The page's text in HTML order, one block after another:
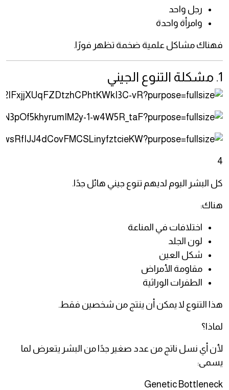
رجل واحد
وامرأة واحدة
فهناك مشاكل علمية ضخمة تظهر فورًا.
1. مشكلة التنوع الجيني
4
كل البشر اليوم لديهم تنوع جيني هائل جدًا.
هناك:
اختلافات في المناعة
لون الجلد
شكل العين
مقاومة الأمراض
الطفرات الوراثية
هذا التنوع لا يمكن أن ينتج من شخصين فقط.
لماذا؟
لأن أي نسل ناتج من عدد صغير جدًا من البشر يتعرض لما
يسمى:
Genetic Bottleneck